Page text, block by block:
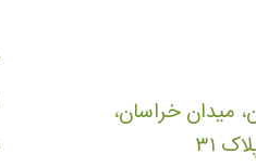
میدان خراسان،
۳۱